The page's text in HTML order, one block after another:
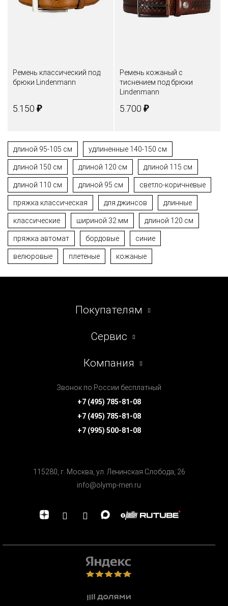
Ремень классический под
брюки Lindenmann
5.150 ₽
Ремень кожаный с
тиснением под брюки
Lindenmann
5.700 ₽
длиной 95-105 см удлиненные 140-150 см
длиной 150 см длиной 120 см длиной 115 см
длиной 110 см длиной 95 см светло-коричневые
пряжка классическая для джинсов длинные
классические шириной 32 мм длиной 120 см
пряжка автомат бордовые синие
велюровые плетеные кожаные
Покупателям
Сервис
Компания
Звонок по России бесплатный
+7 (495) 785-81-08
+7 (495) 785-81-08
+7 (995) 500-81-08
115280, г. Москва, ул. Ленинская Cлобода, 26
info@olymp-men.ru